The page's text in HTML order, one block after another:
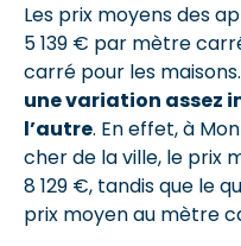
Les prix moyens des
5 139 € par mètre
carré pour les
une variation assez
l’autre. En effet, à
cher de la ville, le prix
8 129 €, tandis que le
prix moyen au mètre